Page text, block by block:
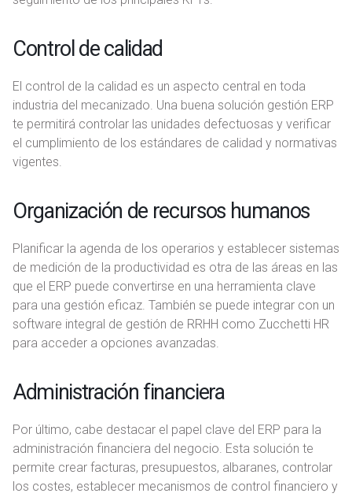
Control de calidad
El control de la calidad es un aspecto central en toda
industria del mecanizado. Una buena solución gestión ERP
te permitirá controlar las unidades defectuosas y verificar
el cumplimiento de los estándares de calidad y normativas
vigentes.
Organización de recursos humanos
Planificar la agenda de los operarios y establecer sistemas
de medición de la productividad es otra de las áreas en las
que el ERP puede convertirse en una herramienta clave
para una gestión eficaz. También se puede integrar con un
software integral de gestión de RRHH como Zucchetti HR
para acceder a opciones avanzadas.
Administración financiera
Por último, cabe destacar el papel clave del ERP para la
administración financiera del negocio. Esta solución te
permite crear facturas, presupuestos, albaranes, controlar
los costes, establecer mecanismos de control financiero y